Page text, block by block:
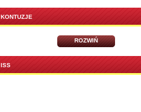
KONTUZJE
ROZWIŃ
ISS